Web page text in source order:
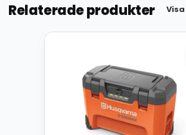
Relaterade produkter